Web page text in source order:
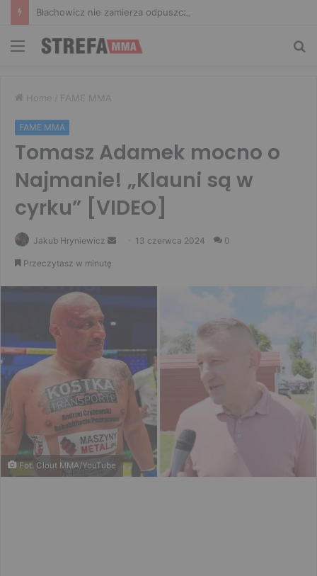
Menu
Home / FAME MMA
FAME MMA
Tomasz Adamek mocno o
Najmanie! „Klauni są w
cyrku” [VIDEO]
Jakub Hryniewicz
Send 13 czerwca 2024 0
Przeczytasz w minutę
Fot. Clout MMA/YouTube